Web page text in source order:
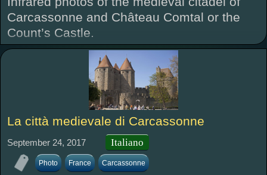
Carcassonne and Château Comtal or the
Count’s Castle.
La città medievale di Carcassonne
September 24, 2017 Italiano
Photo France Carcassonne